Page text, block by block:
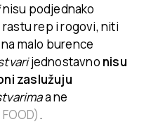
nisu podjednako
rep i rogovi, niti
malo burence
jednostavno nisu
zaslužuju
a ne
.